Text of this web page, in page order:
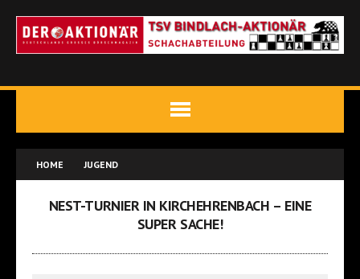
HOME JUGEND
NEST-TURNIER IN KIRCHEHRENBACH – EINE
SUPER SACHE!